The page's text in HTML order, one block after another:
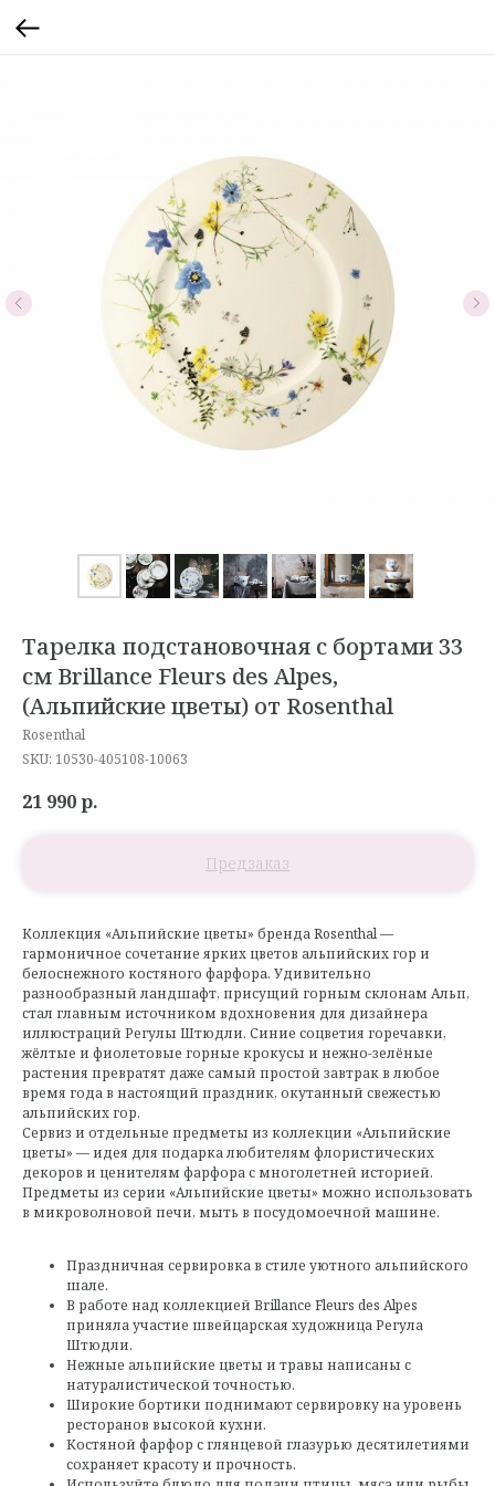
Тарелка подстановочная с бортами 33
см Brillance Fleurs des Alpes,
(Альпийские цветы) от Rosenthal
Rosenthal
SKU: 10530-405108-10063
21 990р.
Коллекция «Альпийские цветы» бренда Rosenthal —
гармоничное сочетание ярких цветов альпийских гор и
белоснежного костяного фарфора. Удивительно
разнообразный ландшафт, присущий горным склонам Альп,
стал главным источником вдохновения для дизайнера
иллюстраций Регулы Штюдли. Синие соцветия горечавки,
жёлтые и фиолетовые горные крокусы и нежно-зелёные
растения превратят даже самый простой завтрак в любое
время года в настоящий праздник, окутанный свежестью
альпийских гор.
Сервиз и отдельные предметы из коллекции «Альпийские
цветы» — идея для подарка любителям флористических
декоров и ценителям фарфора с многолетней историей.
Предметы из серии «Альпийские цветы» можно использовать
в микроволновой печи, мыть в посудомоечной машине.
Праздничная сервировка в стиле уютного альпийского
шале.
В работе над коллекцией Brillance Fleurs des Alpes
приняла участие швейцарская художница Регула
Штюдли.
Нежные альпийские цветы и травы написаны с
натуралистической точностью.
Широкие бортики поднимают сервировку на уровень
ресторанов высокой кухни.
Костяной фарфор с глянцевой глазурью десятилетиями
сохраняет красоту и прочность.